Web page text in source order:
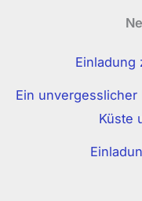
Einladung
Ein
Küste